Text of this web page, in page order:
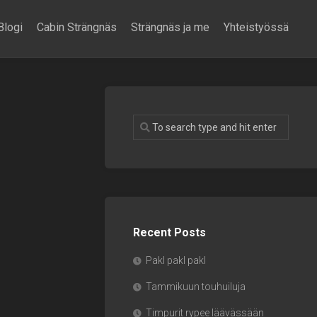
Cabin Strängnäs Strängnäs ja me Yhteistyössä
Recent Posts
Pakl pakl pakl
Tammikuun touhuiluja
Timpurit rypee läävässään